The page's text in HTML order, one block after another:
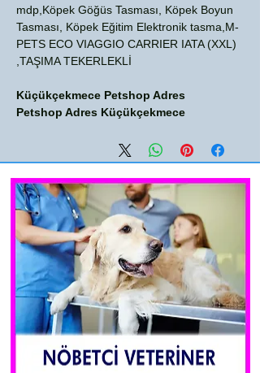
mdp,Köpek Göğüs Tasması, Köpek Boyun
Tasması, Köpek Eğitim Elektronik tasma,M-
PETS ECO VIAGGIO CARRIER IATA (XXL)
TAŞIMA TEKERLEKLİ,
Küçükçekmece Petshop Adres